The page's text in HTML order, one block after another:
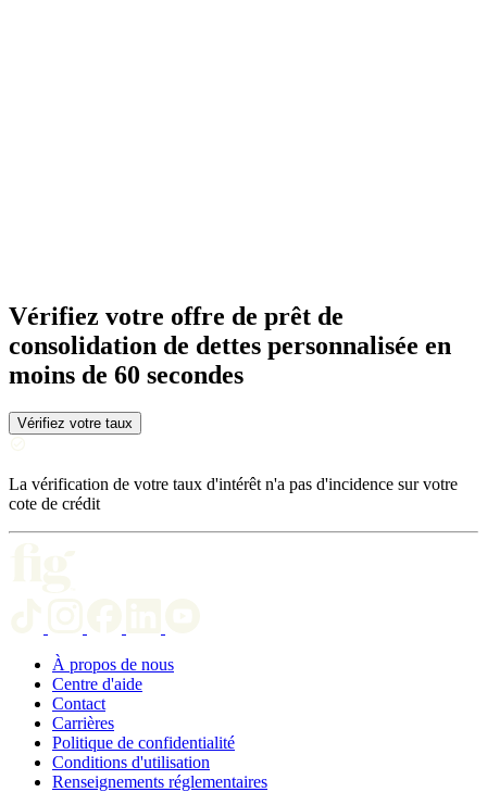
Vérifiez votre offre de prêt de
consolidation de dettes personnalisée en
moins de 60 secondes
Vérifiez votre taux
La vérification de votre taux d'intérêt n'a pas d'incidence sur votre
cote de crédit
À propos de nous
Centre d'aide
Contact
Carrières
Politique de confidentialité
Conditions d'utilisation
Renseignements réglementaires